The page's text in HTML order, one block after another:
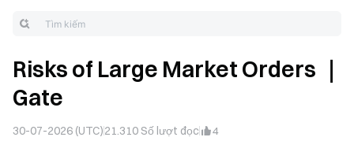
Risks of Large Market Orders ｜
Gate
30-07-2026 (UTC)21.310 Số lượt đọc 4